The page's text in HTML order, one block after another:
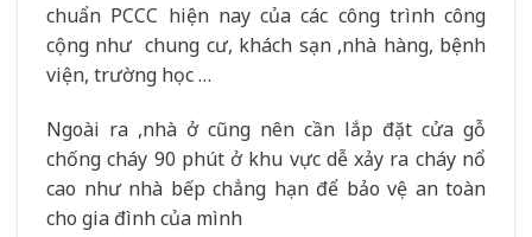
chuẩn PCCC hiện nay của các công trình công
cộng như chung cư, khách sạn ,nhà hàng, bệnh
viện, trường học …
Ngoài ra ,nhà ở cũng nên cần lắp đặt cửa gỗ
chống cháy 90 phút ở khu vực dễ xảy ra cháy nổ
cao như nhà bếp chẳng hạn để bảo vệ an toàn
cho gia đình của mình